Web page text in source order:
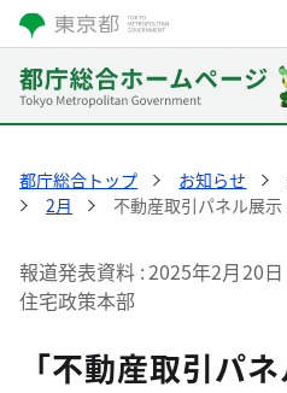
都庁総合トップ お知らせ
2月
不動産取引パネル展示
報道発表資料 2025年2月20日
住宅政策本部
「不動産取引パ